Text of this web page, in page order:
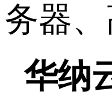
务器
华纳